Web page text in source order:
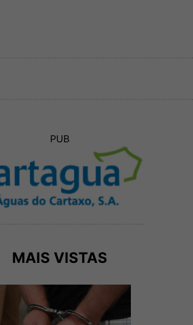
PUB
MAIS VISTAS